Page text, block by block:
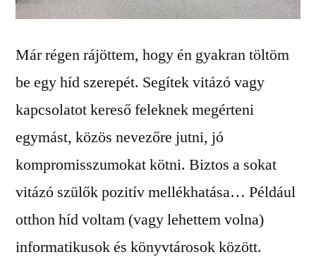
Már régen rájöttem, hogy én gyakran töltöm
be egy híd szerepét. Segítek vitázó vagy
kapcsolatot kereső feleknek megérteni
egymást, közös nevezőre jutni, jó
kompromisszumokat kötni. Biztos a sokat
vitázó szülők pozitív mellékhatása… Például
otthon híd voltam (vagy lehettem volna)
informatikusok és könyvtárosok között.